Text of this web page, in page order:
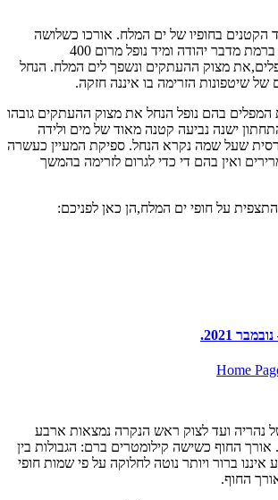
הקטנים בחופיו של ים המלח. אורכו כשלושה
קלומטרים והוא נאסף ברמת מדבר יהודה ומיד נופל מרום 400
מצוק ההעתקים ונשפך לים המלח. הנחל
של שיטפונות הזרימה בו איננה חזקה.
המפלים בהם נופל הנחל את מצוק ההעתקים גובהו
התחתון ישנה נביעה קטנה מאוד של מים ולידה
שעל שמה נקרא הנחל. ספיקת המעיין כעשרה
ואין בהם די כדי לגרום לזרימה בהמשך
על חופי ים המלח,הן כאן לפניכם:
2021.
Home
נהריה ועד לצוק ראש הנקרה נמצאות ארבע
החוף כשישה קילומטרים ברם: הגבולות בין
ברור ויותר נוטה לחלוקה על פי שמות חופי
החוף.